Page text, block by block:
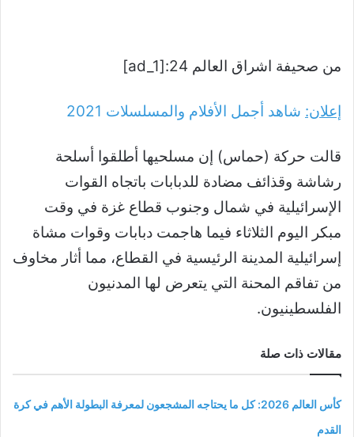
من صحيفة اشراق العالم 24:[ad_1]
إعلان: شاهد أجمل الأفلام والمسلسلات 2021
قالت حركة (حماس) إن مسلحيها أطلقوا أسلحة
رشاشة وقذائف مضادة للدبابات باتجاه القوات
الإسرائيلية في شمال وجنوب قطاع غزة في وقت
مبكر اليوم الثلاثاء فيما هاجمت دبابات وقوات مشاة
إسرائيلية المدينة الرئيسية في القطاع، مما أثار مخاوف
من تفاقم المحنة التي يتعرض لها المدنيون
الفلسطينيون.
مقالات ذات صلة
كأس العالم 2026: كل ما يحتاجه المشجعون لمعرفة البطولة الأهم في كرة
القدم